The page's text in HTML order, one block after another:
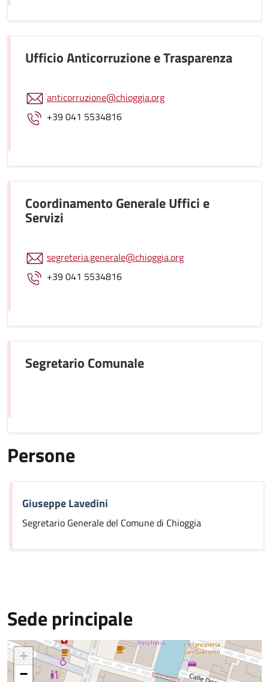
Ufficio Anticorruzione e Trasparenza
anticorruzione@chioggia.org
+39 041 5534816
Coordinamento Generale Uffici e
Servizi
segreteria.generale@chioggia.org
+39 041 5534816
Segretario Comunale
Persone
Giuseppe Lavedini
Segretario Generale del Comune di Chioggia
Sede principale
+
−